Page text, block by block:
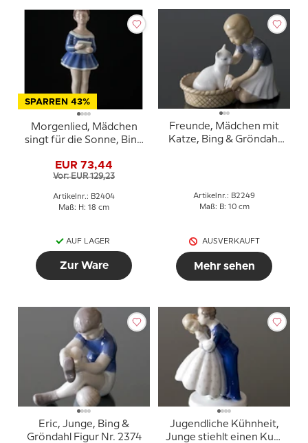
SPARREN 43%
Morgenlied, Mädchen
singt für die Sonne, Bing
2404
EUR 73,44
Vor: EUR 129,23
Artikelnr.: B2404
Maß: H: 18 cm
AUF LAGER
Zur Ware
Freunde, Mädchen mit
Katze, Bing & Gröndahl
Artikelnr.: B2249
Maß: B: 10 cm
AUSVERKAUFT
Mehr sehen
Eric, Junge, Bing &
Gröndahl Figur Nr. 2374
Jugendliche Kühnheit,
Junge stiehlt einen Kuss